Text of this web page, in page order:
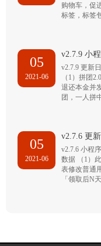
购物车，促
标签，标签
05
2021-06
v2.7.9 小
v2.7.9 更新
（1）拼团
退还本金并
团，一人拼
05
2021-06
v2.7.6 更
v2.7.6 小程
数据 （1）
表修改普通
「领取后N